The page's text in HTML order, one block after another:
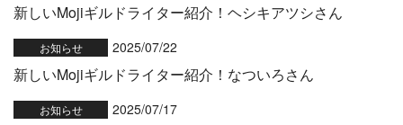
新しいMojiギルドライター紹介！ヘシキアツシさん
お知らせ 2025/07/22
新しいMojiギルドライター紹介！なついろさん
お知らせ 2025/07/17